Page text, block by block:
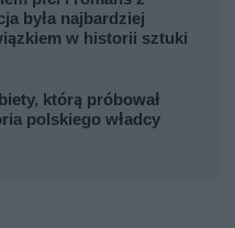
była najbardziej
w historii sztuki
którą próbował
polskiego władcy